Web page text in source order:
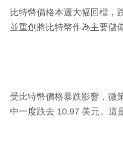
比特幣價格本週大幅回檔，
並重創將比特幣作為主要儲
受比特幣價格暴跌影響，微
中一度跌去 10.97 美元。這